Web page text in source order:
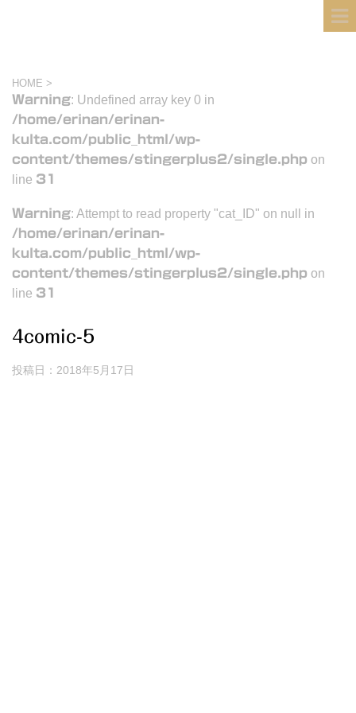
HOME >
Warning: Undefined array key 0 in
/home/erinan/erinan-
kulta.com/public_html/wp-
content/themes/stingerplus2/single.php on
line 31
Warning: Attempt to read property "cat_ID" on null in
/home/erinan/erinan-
kulta.com/public_html/wp-
content/themes/stingerplus2/single.php on
line 31
4comic-5
投稿日： 2018年5月17日